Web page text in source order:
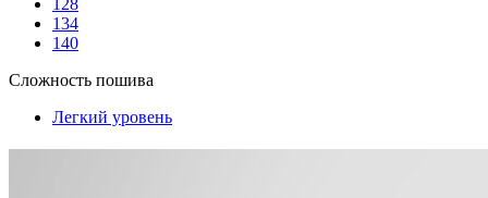
128
134
140
Сложность пошива
Легкий уровень